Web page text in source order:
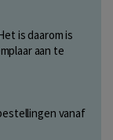
is daarom is
aan te
vanaf